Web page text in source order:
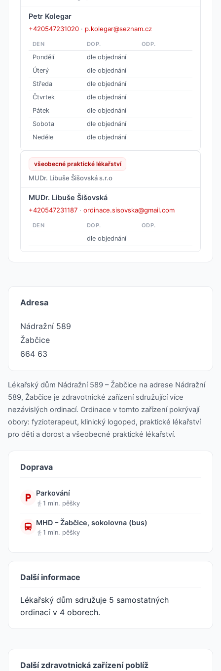
Petr Kolegar
+420547231020 · p.kolegar@seznam.cz
DEN DOP. ODP.
Pondělí
dle objednání
Úterý
dle objednání
Středa
dle objednání
Čtvrtek
dle objednání
Pátek
dle objednání
Sobota
dle objednání
Neděle
dle objednání
všeobecné praktické lékařství
MUDr. Libuše Šišovská s.r.o
MUDr. Libuše Šišovská
+420547231187 · ordinace.sisovska@gmail.com
DEN DOP. ODP.
dle objednání
Adresa
Nádražní 589
Žabčice
664 63
Lékařský dům Nádražní 589 – Žabčice na adrese Nádražní
589, Žabčice je zdravotnické zařízení sdružující více
nezávislých ordinací. Ordinace v tomto zařízení pokrývají
obory: fyzioterapeut, klinický logoped, praktické lékařství
pro děti a dorost a všeobecné praktické lékařství.
Doprava
Parkování
1 min. pěšky
MHD – Žabčice, sokolovna (bus)
1 min. pěšky
Další informace
Lékařský dům sdružuje 5 samostatných
ordinací v 4 oborech.
Další zdravotnická zařízení poblíž